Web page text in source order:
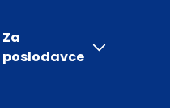
Za
poslodavce